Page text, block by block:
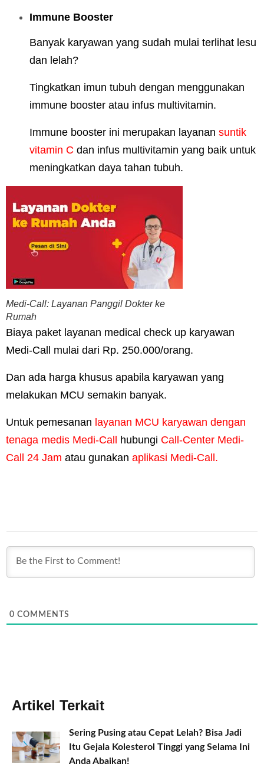
Immune Booster
Banyak karyawan yang sudah mulai terlihat lesu
dan lelah?
Tingkatkan imun tubuh dengan menggunakan
immune booster atau infus multivitamin.
Immune booster ini merupakan layanan suntik
vitamin C dan infus multivitamin yang baik untuk
meningkatkan daya tahan tubuh.
Medi-Call: Layanan Panggil Dokter ke
Rumah
Biaya paket layanan medical check up karyawan
Medi-Call mulai dari Rp. 250.000/orang.
Dan ada harga khusus apabila karyawan yang
melakukan MCU semakin banyak.
Untuk pemesanan layanan MCU karyawan dengan
tenaga medis Medi-Call
hubungi Call-Center Medi-
Call 24 Jam atau gunakan aplikasi Medi-Call.
0 COMMENTS
Artikel Terkait
Sering Pusing atau Cepat Lelah? Bisa Jadi
Itu Gejala Kolesterol Tinggi yang Selama Ini
Anda Abaikan!